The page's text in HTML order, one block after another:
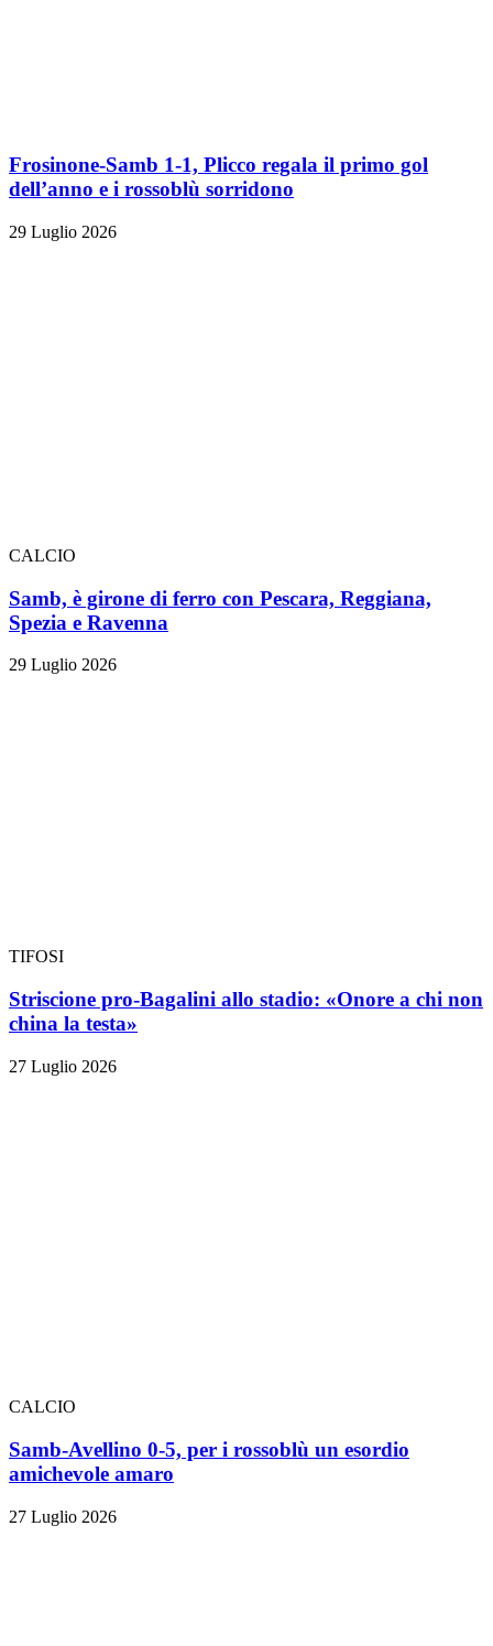
Frosinone-Samb 1-1, Plicco regala il primo gol
dell’anno e i rossoblù sorridono
29 Luglio 2026
CALCIO
Samb, è girone di ferro con Pescara, Reggiana,
Spezia e Ravenna
29 Luglio 2026
TIFOSI
Striscione pro-Bagalini allo stadio: «Onore a chi non
china la testa»
27 Luglio 2026
CALCIO
Samb-Avellino 0-5, per i rossoblù un esordio
amichevole amaro
27 Luglio 2026